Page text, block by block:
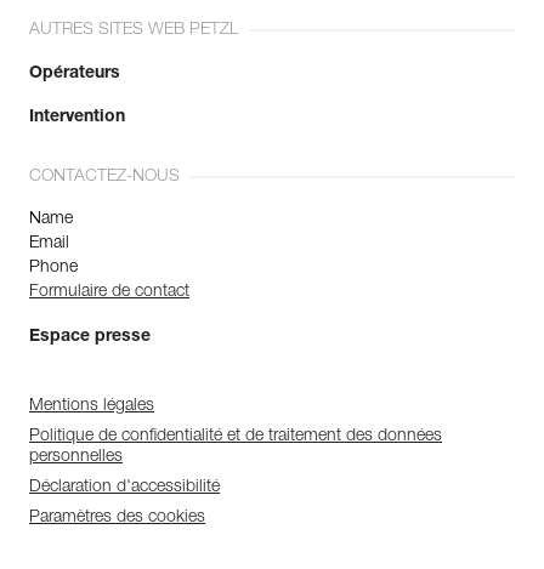
AUTRES SITES WEB PETZL
Opérateurs
Intervention
CONTACTEZ-NOUS
Name
Email
Phone
Formulaire de contact
Espace presse
Mentions légales
Politique de confidentialité et de traitement des données
personnelles
Déclaration d'accessibilité
Paramètres des cookies